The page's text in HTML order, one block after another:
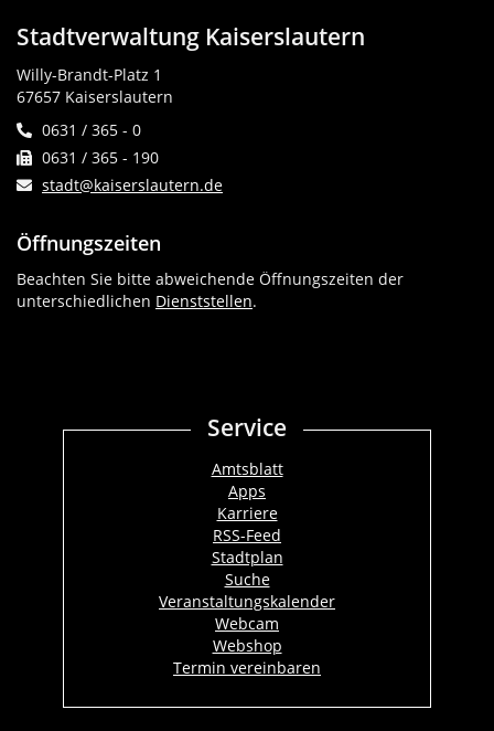
Stadtverwaltung Kaiserslautern
Willy-Brandt-Platz 1
67657 Kaiserslautern
0631 / 365 - 0
0631 / 365 - 190
stadt@kaiserslautern.de
Öffnungszeiten
Beachten Sie bitte abweichende Öffnungszeiten der
unterschiedlichen Dienststellen.
Service
Amtsblatt
Apps
Karriere
RSS-Feed
Stadtplan
Suche
Veranstaltungskalender
Webcam
Webshop
Termin vereinbaren